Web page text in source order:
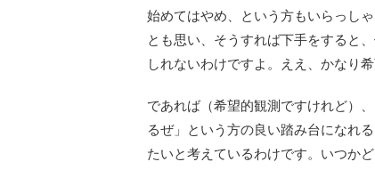
始めてはやめ、という方もいらっし
とも思い、そうすれば下手をすると
しれないわけですよ。ええ、かなり
であれば（希望的観測ですけれど）
るぜ」という方の良い踏み台になれ
たいと考えているわけです。いつか